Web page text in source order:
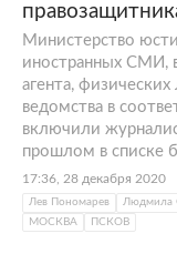
Министерство
иностранных СМИ,
агента,
ведомства в
включили
прошлом в списке
17:36, 28 декабря 2020
Лев Пономарев Людмила
МОСКВА
ПСКОВ